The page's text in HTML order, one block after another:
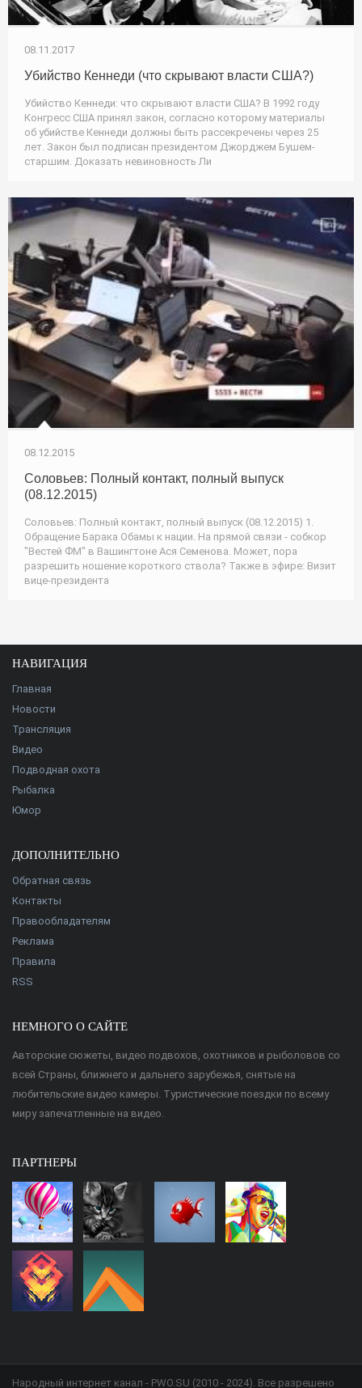
08.11.2017
Убийство Кеннеди (что скрывают власти США?)
Убийство Кеннеди: что скрывают власти США? В 1992 году
Конгресс США принял закон, согласно которому материалы
об убийстве Кеннеди должны быть рассекречены через 25
лет. Закон был подписан президентом Джорджем Бушем-
старшим. Доказать невиновность Ли
08.12.2015
Соловьев: Полный контакт, полный выпуск
(08.12.2015)
Соловьев: Полный контакт, полный выпуск (08.12.2015) 1.
Обращение Барака Обамы к нации. На прямой связи - собкор
"Вестей ФМ" в Вашингтоне Ася Семенова. Может, пора
разрешить ношение короткого ствола? Также в эфире: Визит
вице-президента
НАВИГАЦИЯ
Главная
Новости
Трансляция
Видео
Подводная охота
Рыбалка
Юмор
ДОПОЛНИТЕЛЬНО
Обратная связь
Контакты
Правообладателям
Реклама
Правила
RSS
НЕМНОГО О САЙТЕ
Авторские сюжеты, видео подвохов, охотников и рыболовов со
всей Страны, ближнего и дальнего зарубежья, снятые на
любительские видео камеры. Туристические поездки по всему
миру запечатленные на видео.
ПАРТНЕРЫ
Народный интернет канал - PWO.SU (2010 - 2024). Все разрешено